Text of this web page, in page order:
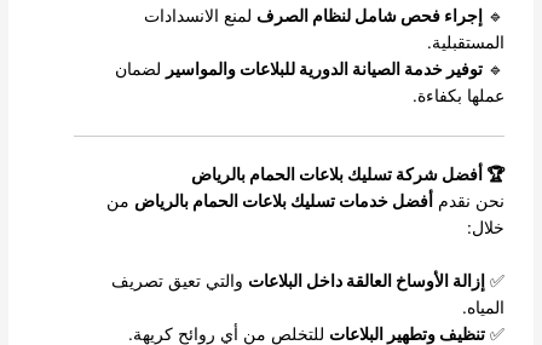
🔹
إجراء فحص شامل لنظام الصرف لمنع الانسدادات
المستقبلية.
🔹توفير خدمة الصيانة الدورية للبلاعات والمواسير لضمان
عملها بكفاءة.
🏆 أفضل شركة تسليك بلاعات الحمام بالرياض
نحن نقدم أفضل خدمات تسليك بلاعات الحمام بالرياض من
خلال:
✅ إزالة الأوساخ العالقة داخل البلاعات والتي تعيق تصريف
المياه.
✅تنظيف وتطهير البلاعات للتخلص من أي روائح كريهة.